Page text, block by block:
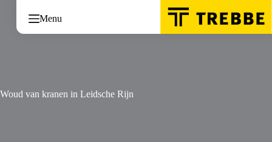
inhoud
Menu
Woud van kranen in Leidsche Rijn